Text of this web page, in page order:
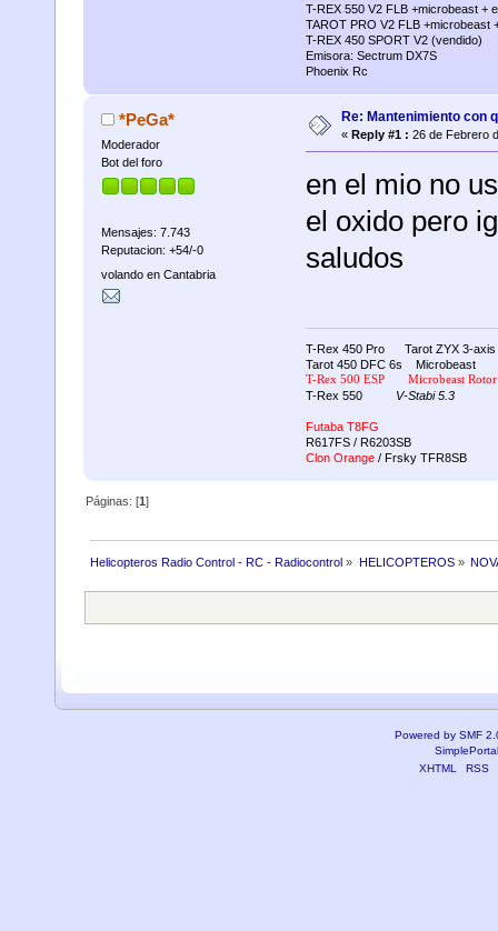
T-REX 550 V2 FLB +microbeast +
TAROT PRO V2 FLB +microbeast
T-REX 450 SPORT V2 (vendido)
Emisora: Sectrum DX7S
Phoenix Rc
*PeGa*
Moderador
Bot del foro
Mensajes: 7.743
Reputacion: +54/-0
volando en Cantabria
Re: Mantenimiento con
« Reply #1 : 26 de Febrero
en el mio no
el oxido pero
saludos
T-Rex 450 Pro Tarot ZYX 3-axis
Tarot 450 DFC 6s Microbeast
T-Rex 500 ESPMicrobeastRotor
T-Rex 550 V-Stabi 5.3
Futaba T8FG
R617FS / R6203SB
Clon Orange/ Frsky TFR8SB
Páginas: [1]
Helicopteros Radio Control - RC - Radiocontrol » HELICOPTEROS»
Powered by SMF
XHTML
RSS